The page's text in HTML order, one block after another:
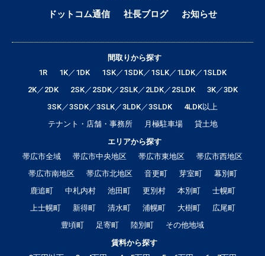
ドットコム通信 社長ブログ お知らせ
間取りから探す
1R
1K／1DK
1SK／1SDK／1SLK／1LDK／1SLDK
2K／2DK
2SK／2SDK／2SLK／2LDK／2SLDK
3K／3DK
3SK／3SDK／3SLK／3LDK／3SLDK
4LDK以上
テナント・店舗・事務所
月極駐車場
貸土地
エリアから探す
帯広市全域
帯広市中央地区 帯広市東地区
帯広市西地区
帯広市南地区
帯広市北地区 音更町 芽室町
幕別町
鹿追町
中札内村 池田町 更別村 本別町
士幌町
上士幌町
新得町 清水町 浦幌町 大樹町
広尾町
豊頃町
足寄町 陸別町
その他地域
賃料から探す